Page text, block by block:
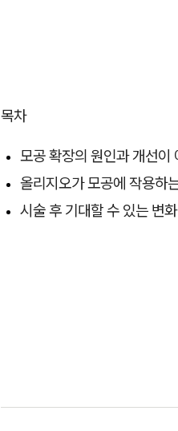
목차
모공 확장의 원인과 개선이
올리지오가 모공에 작용하
시술 후 기대할 수 있는 변화